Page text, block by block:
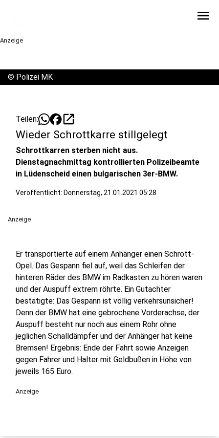
menu
Anzeige
© Polizei MK
Teilen: open_in_new
Wieder Schrottkarre stillgelegt
Schrottkarren sterben nicht aus.
Dienstagnachmittag kontrollierten Polizeibeamte
in Lüdenscheid einen bulgarischen 3er-BMW.
Veröffentlicht: Donnerstag, 21.01.2021 05:28
Anzeige
Er transportierte auf einem Anhänger einen Schrott-
Opel. Das Gespann fiel auf, weil das Schleifen der
hinteren Räder des BMW im Radkasten zu hören waren
und der Auspuff extrem röhrte. Ein Gutachter
bestätigte: Das Gespann ist völlig verkehrsunsicher!
Denn der BMW hat eine gebrochene Vorderachse, der
Auspuff besteht nur noch aus einem Rohr ohne
jeglichen Schalldämpfer und der Anhänger hat keine
Bremsen! Ergebnis: Ende der Fahrt sowie Anzeigen
gegen Fahrer und Halter mit Geldbußen in Höhe von
jeweils 165 Euro.
Anzeige